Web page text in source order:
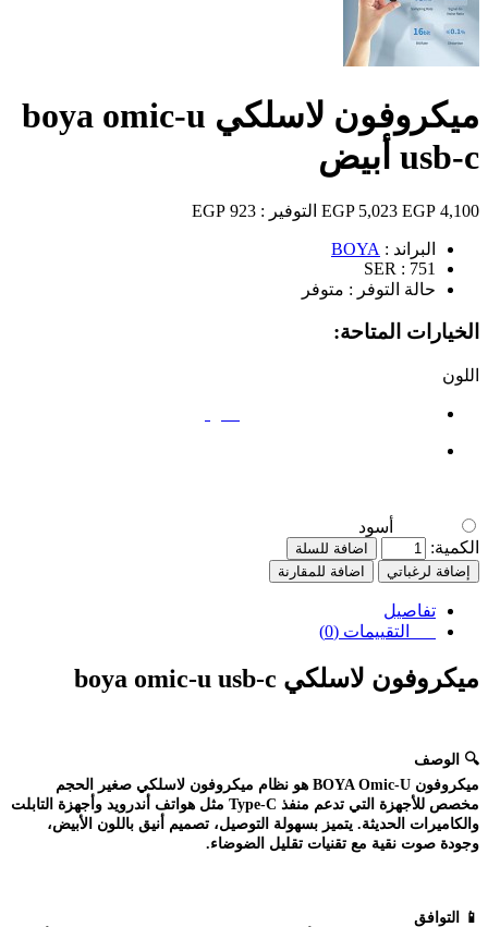
ميكروفون لاسلكي boya omic-u
usb-c أبيض
4,100 EGP
5,023 EGP التوفير : 923 EGP
البراند : BOYA
SER : 751
حالة التوفر : متوفر
الخيارات المتاحة:
اللون
أسود
الكمية:
اضافة للسلة
إضافة لرغباتي
اضافة للمقارنة
تفاصيل
التقييمات (0)
ميكروفون لاسلكي boya omic-u usb-c
🔍 الوصف
ميكروفون BOYA Omic-U هو نظام ميكروفون لاسلكي صغير الحجم
مخصص للأجهزة التي تدعم منفذ Type-C مثل هواتف أندرويد وأجهزة التابلت
والكاميرات الحديثة. يتميز بسهولة التوصيل، تصميم أنيق باللون الأبيض،
وجودة صوت نقية مع تقنيات تقليل الضوضاء.
📱
التوافق